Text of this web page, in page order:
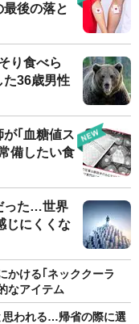
後の落と
り食べら
36歳男性
｢血糖値ス
備したい食
った…世界
じにくくな
かける｢ネッククーラ
なアイテム
思われる…帰省の際に選